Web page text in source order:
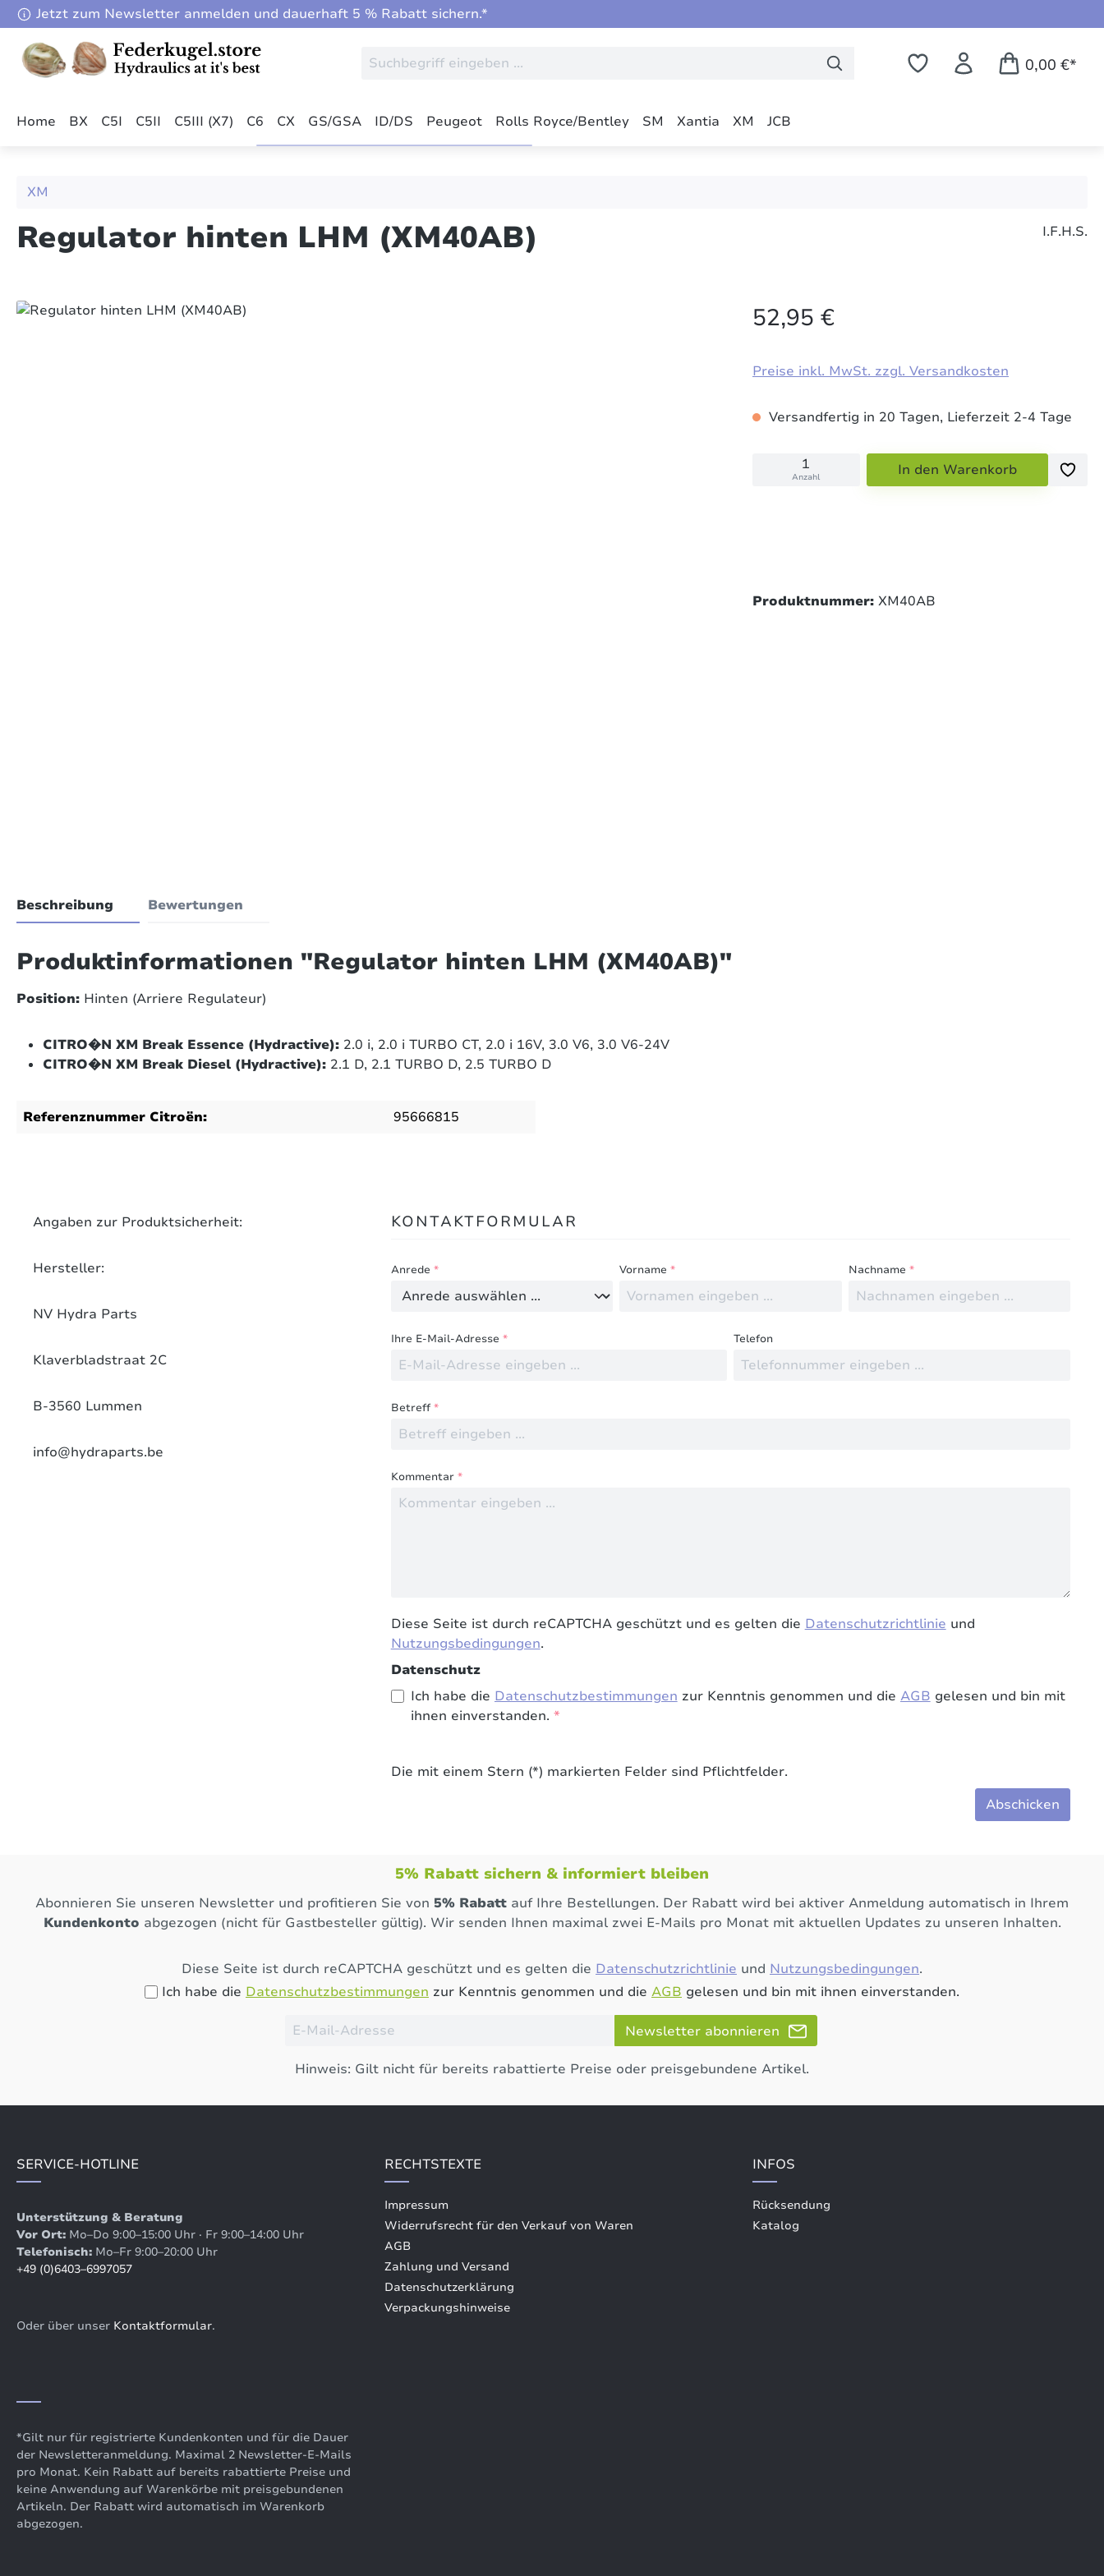
Hauptinhalt springen
Zur Suche springen
Zur Hauptnavigation springen
Jetzt zum Newsletter anmelden und dauerhaft 5 % Rabatt sichern.*
0,00 €*
Home BX C5I C5II C5III (X7) C6 CX GS/GSA ID/DS Peugeot Rolls Royce/Bentley SM Xantia XM JCB
XM
Regulator hinten LHM (XM40AB) I.F.H.S.
Bildergalerie überspringen 52,95 €
Preise inkl. MwSt. zzgl. Versandkosten
Versandfertig in 20 Tagen, Lieferzeit 2-4 Tage
Anzahl In den Warenkorb
Produktnummer: XM40AB
Beschreibung Bewertungen
Produktinformationen "Regulator hinten LHM (XM40AB)"
Position: Hinten (Arriere Regulateur)
CITRO�N XM Break Essence (Hydractive): 2.0 i, 2.0 i TURBO CT, 2.0 i 16V, 3.0 V6, 3.0 V6-24V
CITRO�N XM Break Diesel (Hydractive): 2.1 D, 2.1 TURBO D, 2.5 TURBO D
Referenznummer Citroën: 95666815
Keine Bewertungen gefunden. Teilen Sie Ihre Erfahrungen mit anderen.
Angaben zur Produktsicherheit:
Hersteller:
NV Hydra Parts
Klaverbladstraat 2C
B-3560 Lummen
info@hydraparts.be
KONTAKTFORMULAR
Anrede * Vorname* Nachname *
Ihre E-Mail-Adresse * Telefon
Betreff*
Kommentar *
Diese Seite ist durch reCAPTCHA geschützt und es gelten die Datenschutzrichtlinie und
Nutzungsbedingungen.
Datenschutz
Ich habe die Datenschutzbestimmungen zur Kenntnis genommen und die AGB gelesen und bin mit
ihnen einverstanden. *
Die mit einem Stern (*) markierten Felder sind Pflichtfelder.
Abschicken
5% Rabatt sichern & informiert bleiben
Abonnieren Sie unseren Newsletter und profitieren Sie von 5% Rabatt auf Ihre Bestellungen. Der Rabatt wird bei aktiver Anmeldung automatisch in Ihrem
Kundenkonto abgezogen (nicht für Gastbesteller gültig). Wir senden Ihnen maximal zwei E-Mails pro Monat mit aktuellen Updates zu unseren Inhalten.
Diese Seite ist durch reCAPTCHA geschützt und es gelten die Datenschutzrichtlinie und Nutzungsbedingungen.
Ich habe die Datenschutzbestimmungen zur Kenntnis genommen und die AGB gelesen und bin mit ihnen einverstanden.
Newsletter abonnieren
Hinweis: Gilt nicht für bereits rabattierte Preise oder preisgebundene Artikel.
SERVICE-HOTLINE
Unterstützung & Beratung
Vor Ort: Mo–Do 9:00–15:00 Uhr · Fr 9:00–14:00 Uhr
Telefonisch: Mo–Fr 9:00–20:00 Uhr
+49 (0)6403–6997057
Oder über unser Kontaktformular.
RECHTSTEXTE
Impressum
Widerrufsrecht für den Verkauf von Waren
AGB
Zahlung und Versand
Datenschutzerklärung
Verpackungshinweise
INFOS
Rücksendung
Katalog
*Gilt nur für registrierte Kundenkonten und für die Dauer
der Newsletteranmeldung. Maximal 2 Newsletter-E-Mails
pro Monat. Kein Rabatt auf bereits rabattierte Preise und
keine Anwendung auf Warenkörbe mit preisgebundenen
Artikeln. Der Rabatt wird automatisch im Warenkorb
abgezogen.